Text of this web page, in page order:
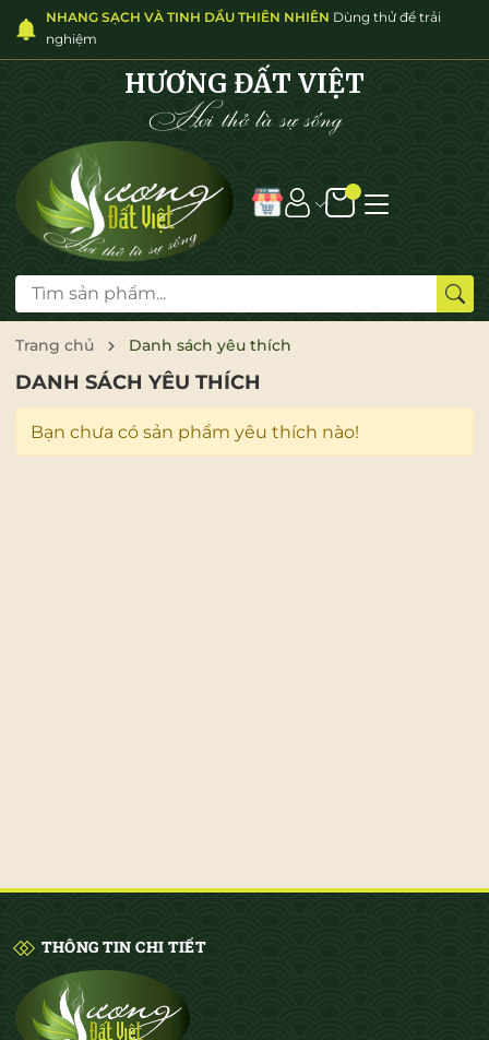
NHANG SẠCH VÀ TINH DẦU THIÊN NHIÊN Dùng thử để trải
nghiệm
HƯƠNG ĐẤT VIỆT
Hơi thở là sự sống
Trang chủ Danh sách yêu thích
DANH SÁCH YÊU THÍCH
Bạn chưa có sản phẩm yêu thích nào!
THÔNG TIN CHI TIẾT